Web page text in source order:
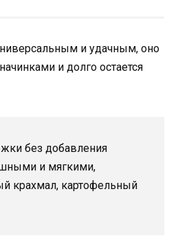
и удачным, оно
и долго остается
без добавления
и мягкими,
крахмал, картофельный